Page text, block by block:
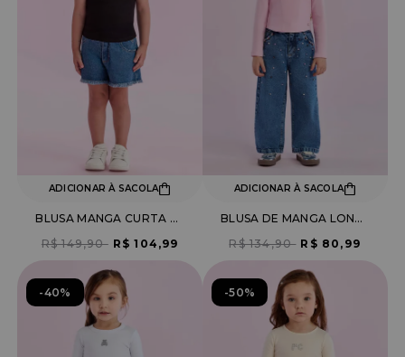
ADICIONAR À SACOLA
BLUSA MANGA CURTA CANELADA
R$ 149,90 R$ 104,99
ADICIONAR À SACOLA
BLUSA DE MANGA LONGA
R$ 134,90 R$ 80,99
40% 50%